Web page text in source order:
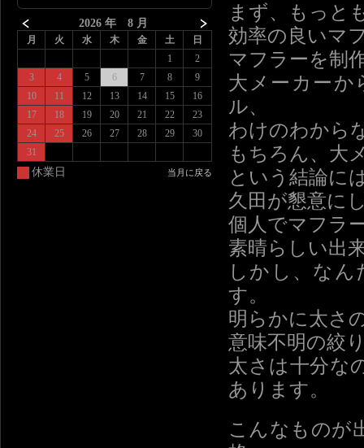
まず、もっと
効率の良いマ
マフラーを制
大メーカーか
ル、
わけのわから
もちろん、大
という結論に
久田が懇意に
個人でマフラ
素晴らしい出
しかし、な
す。
明らかに太さ
意味不明の絞
太さは十分な
あります。
こんなものが
2026 年 8 月
月 火 水 木 金 土
日
1
2
3
4 5 6 7 8
9
10
11 12 13 14 15
16
17
18 19 20 21 22
23
24
25 26 27 28 29
30
31
休業日 当月に戻る